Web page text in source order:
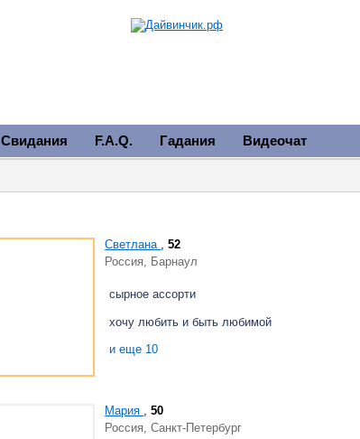
Свидания F.A.Q. Гадания Видеочат
Светлана ,52
Россия, Барнаул
сырное ассорти
хочу любить и быть любимой
хочу романтических отношений
и еще 10
Мария ,50
Россия, Санкт-Петербург